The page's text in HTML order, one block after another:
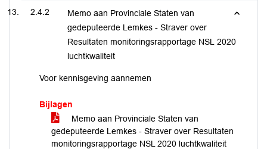
2.4.2
Memo aan Provinciale Staten van
gedeputeerde Lemkes - Straver over
Resultaten monitoringsrapportage NSL 2020
luchtkwaliteit
Voor kennisgeving aannemen
Bijlagen
Memo aan Provinciale Staten van
gedeputeerde Lemkes - Straver over Resultaten
monitoringsrapportage NSL 2020 luchtkwaliteit